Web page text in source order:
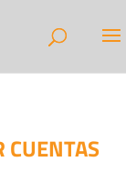
CUENTAS